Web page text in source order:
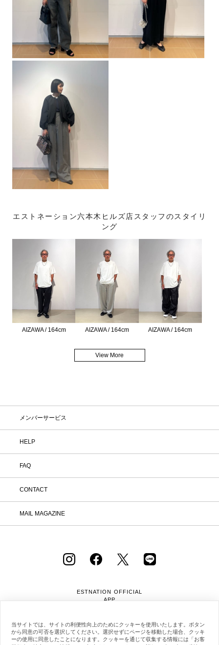
エストネーション六本木ヒルズ店スタッフのスタイリ
ング
AIZAWA / 164cm AIZAWA / 164cm AIZAWA / 164cm
View More
メンバーサービス
HELP
FAQ
CONTACT
MAIL MAGAZINE
ESTNATION OFFICIAL
APP
当サイトでは、サイトの利便性向上のためにクッキーを使用いたします。ボタン
から同意の可否を選択してください。選択せずにページを移動した場合、クッキ
ーの使用に同意したことになります。クッキーを通じて収集する情報には「お客